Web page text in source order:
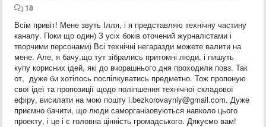
18
Всім привіт! Мене звуть Ілля, і я представляю технічну частину
каналу. Поки що один) З усіх боків оточений журналістами і
творчими персонами) Всі технічні негаразди можете валити на
мене. Але, я бачу,що тут зібрались притомні люди, і пишуть
купу корисних ідей, які до вчорашнього дня проходили повз. Так
от, дуже би хотілось поспілкуватись предметно. Тож пропоную
свої ідеї та пропозиції щодо поліпшення технічної складової
ефіру, висилати на мою пошту i.bezkorovayniy@gmail.com. Дуже
приємно бачити, що люди саморганізовуються навколо цього
проекту, і це і є головна цінність громадського. Дякуємо вам!